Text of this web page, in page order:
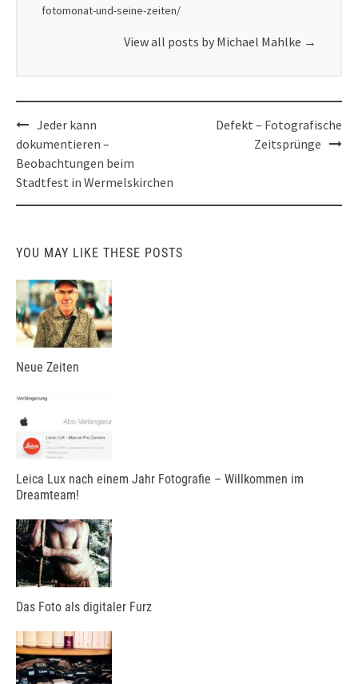
fotomonat-und-seine-zeiten/
View all posts by Michael Mahlke →
Post
navigation
Jeder kann
dokumentieren –
Beobachtungen beim
Stadtfest in Wermelskirchen
Defekt – Fotografische
Zeitsprünge
YOU MAY LIKE THESE POSTS
Neue Zeiten
Leica Lux nach einem Jahr Fotografie – Willkommen im
Dreamteam!
Das Foto als digitaler Furz